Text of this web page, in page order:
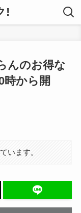
!
んのお得な
時から開
います。